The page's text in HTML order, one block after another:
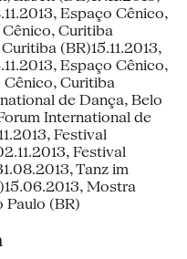
Espaço Cênico,
Cênico, Curitiba
(BR)15.11.2013,
Espaço Cênico,
Cênico, Curitiba
de Dança, Belo
International de
Festival
Festival
Tanz im
Mostra
Paulo (BR)